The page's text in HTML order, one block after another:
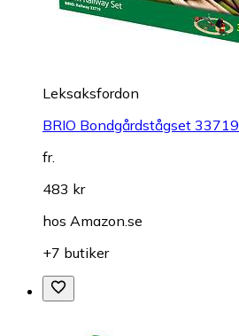
Leksaksfordon
BRIO Bondgårdstågset 33719
fr.
483 kr
hos Amazon.se
+7 butiker